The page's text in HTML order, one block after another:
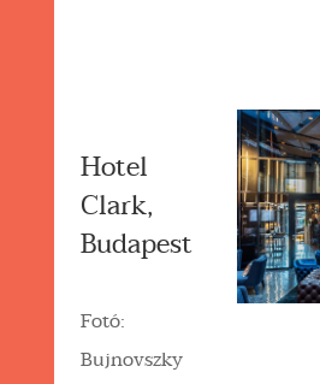
Hotel
Clark,
Budapest
Fotó:
Bujnovszky